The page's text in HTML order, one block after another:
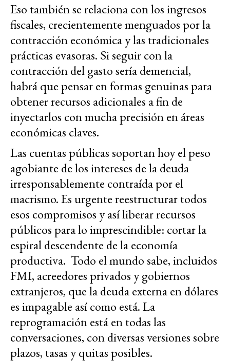
Eso también se relaciona con los ingresos
fiscales, crecientemente menguados por la
contracción económica y las tradicionales
prácticas evasoras. Si seguir con la
contracción del gasto sería demencial,
habrá que pensar en formas genuinas para
obtener recursos adicionales a fin de
inyectarlos con mucha precisión en áreas
económicas claves.
Las cuentas públicas soportan hoy el peso
agobiante de los intereses de la deuda
irresponsablemente contraída por el
macrismo. Es urgente reestructurar todos
esos compromisos y así liberar recursos
públicos para lo imprescindible: cortar la
espiral descendente de la economía
productiva. Todo el mundo sabe, incluidos
FMI, acreedores privados y gobiernos
extranjeros, que la deuda externa en dólares
es impagable así como está. La
reprogramación está en todas las
conversaciones, con diversas versiones sobre
plazos, tasas y quitas posibles.